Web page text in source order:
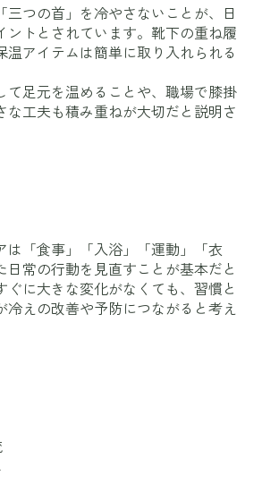
三つの首」を冷やさないことが、日
ントとされています。靴下の重ね履
温アイテムは簡単に取り入れられる
て足元を温めることや、職場で膝掛
な工夫も積み重ねが大切だと説明さ
は「食事」「入浴」「運動」「衣
日常の行動を見直すことが基本だと
ぐに大きな変化がなくても、習慣と
冷えの改善や予防につながると考え